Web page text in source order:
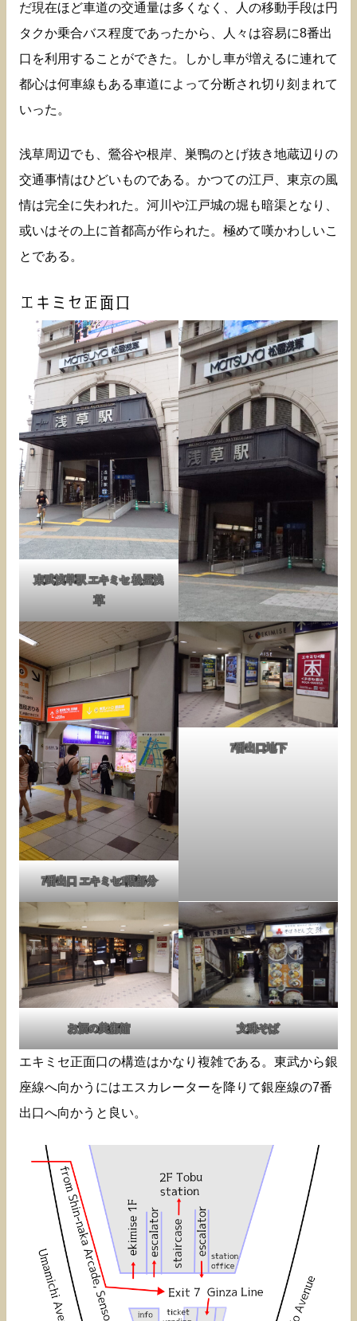
だ現在ほど車道の交通量は多くなく、人の移動手段は円
タクか乗合バス程度であったから、人々は容易に8番出
口を利用することができた。しかし車が増えるに連れて
都心は何車線もある車道によって分断され切り刻まれて
いった。
浅草周辺でも、鶯谷や根岸、巣鴨のとげ抜き地蔵辺りの
交通事情はひどいものである。かつての江戸、東京の風
情は完全に失われた。河川や江戸城の堀も暗渠となり、
或いはその上に首都高が作られた。極めて嘆かわしいこ
とである。
エキミセ正面口
東武浅草駅 エキミセ 松屋浅
草
7番出口 エキミセ1階部分
7番出口地下
お酒の美術館 文殊そば
エキミセ正面口の構造はかなり複雑である。東武から銀
座線へ向かうにはエスカレーターを降りて銀座線の7番
出口へ向かうと良い。